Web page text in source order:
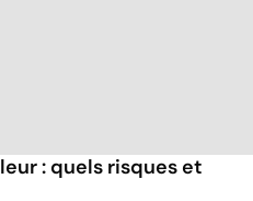
: quels risques et